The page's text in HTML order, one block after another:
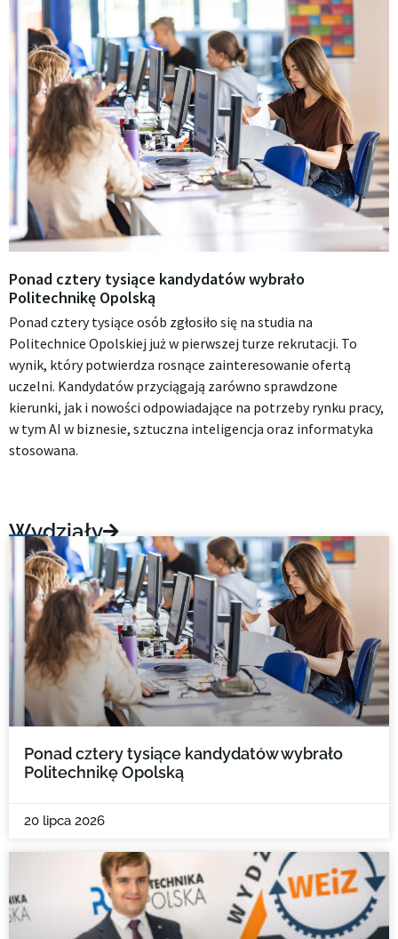
Ponad cztery tysiące kandydatów wybrało
Politechnikę Opolską
Ponad cztery tysiące osób zgłosiło się na studia na
Politechnice Opolskiej już w pierwszej turze rekrutacji. To
wynik, który potwierdza rosnące zainteresowanie ofertą
uczelni. Kandydatów przyciągają zarówno sprawdzone
kierunki, jak i nowości odpowiadające na potrzeby rynku pracy,
w tym AI w biznesie, sztuczna inteligencja oraz informatyka
stosowana.
Wydziały
Ponad cztery tysiące kandydatów wybrało
Politechnikę Opolską
20 lipca 2026